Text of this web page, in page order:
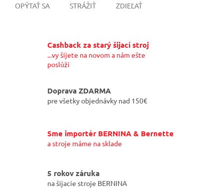
OPÝTAŤ SA STRÁŽIŤ ZDIEĽAŤ
Cashback za starý šijací stroj
...vy šijete na novom a nám ešte
poslúži
Doprava ZDARMA
pre všetky objednávky nad 150€
Sme importér BERNINA & Bernette
a stroje máme na sklade
5 rokov záruka
na šijacie stroje BERNINA